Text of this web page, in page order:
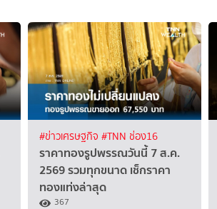
#ข่าวเศรษฐกิจ #TNN ช่อง16
ราคาทองรูปพรรณวันนี้ 7 ส.ค.
2569 รวมทุกขนาด เช็กราคา
ทองแท่งล่าสุด
367